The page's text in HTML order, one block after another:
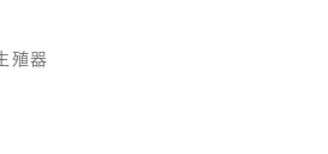
殖器